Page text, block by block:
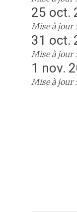
25 oct.
Mise à jour
31 oct.
Mise à jour
1 nov.
Mise à jour